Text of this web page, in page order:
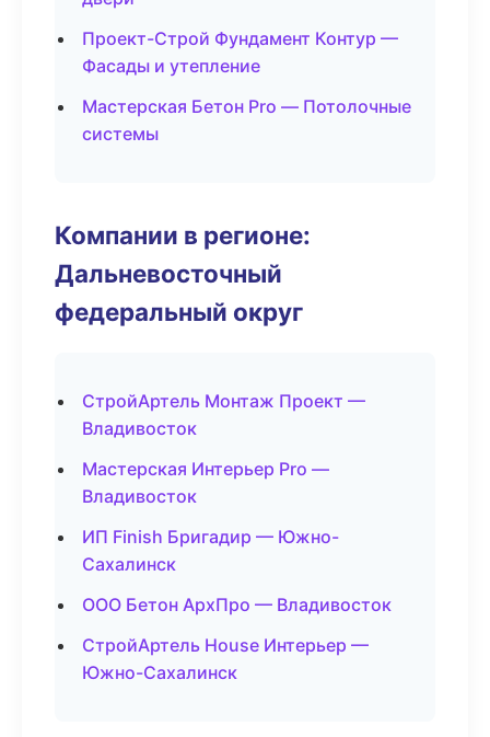
Проект-Строй Фундамент Контур —
Фасады и утепление
Мастерская Бетон Pro — Потолочные
системы
Компании в регионе:
Дальневосточный
федеральный округ
СтройАртель Монтаж Проект —
Владивосток
Мастерская Интерьер Pro —
Владивосток
ИП Finish Бригадир — Южно-
Сахалинск
ООО Бетон АрхПро — Владивосток
СтройАртель House Интерьер —
Южно-Сахалинск